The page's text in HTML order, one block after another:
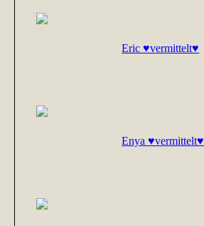
Eric ♥vermittelt♥
Enya ♥vermittelt♥